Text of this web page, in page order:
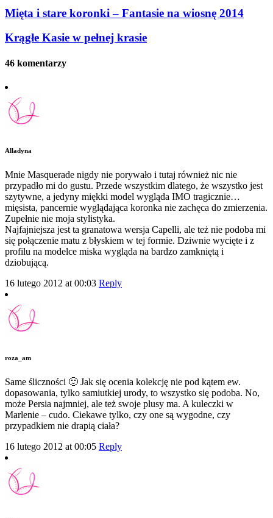
Mięta i stare koronki – Fantasie na wiosnę 2014
Krągłe Kasie w pełnej krasie
46 komentarzy
Alladyna
Mnie Masquerade nigdy nie porywało i tutaj również nic nie
przypadło mi do gustu. Przede wszystkim dlatego, że wszystko jest
szytywne, a jedyny miękki model wygląda IMO tragicznie…
mięsista, pancernie wyglądająca koronka nie zachęca do zmierzenia.
Zupełnie nie moja stylistyka.
Najfajniejsza jest ta granatowa wersja Capelli, ale też nie podoba mi
się połączenie matu z błyskiem w tej formie. Dziwnie wycięte i z
profilu na modelce miska wygląda na bardzo zamkniętą i
dziobującą.
16 lutego 2012 at 00:03 Reply
roza_am
Same śliczności 🙂 Jak się ocenia kolekcję nie pod kątem ew.
dopasowania, tylko samiutkiej urody, to wszystko się podoba. No,
może Persia najmniej, ale też swoje plusy ma. A kuleczki w
Marlenie – cudo. Ciekawe tylko, czy one są wygodne, czy
przypadkiem nie drapią ciała?
16 lutego 2012 at 00:05 Reply